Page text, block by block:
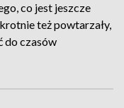
co jest jeszcze
też powtarzały,
do czasów